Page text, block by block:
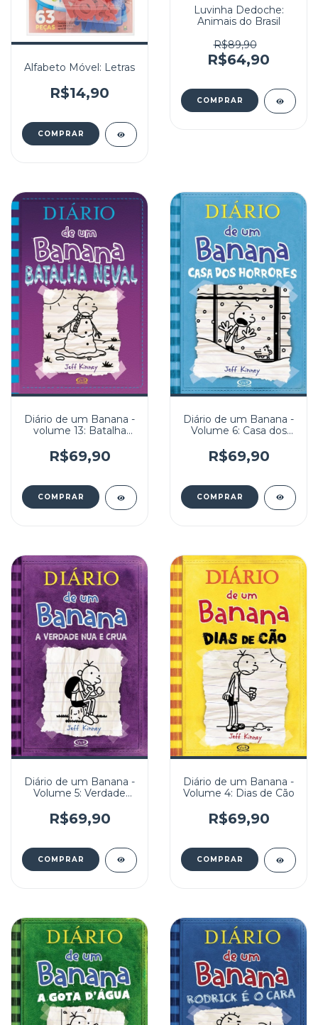
Alfabeto Móvel: Letras
R$14,90
Luvinha Dedoche:
Animais do Brasil
R$89,90
R$64,90
Diário de um Banana -
volume 13: Batalha
R$69,90
Diário de um Banana -
Volume 6: Casa dos
R$69,90
Diário de um Banana -
Volume 5: Verdade
R$69,90
Diário de um Banana -
Volume 4: Dias de Cão
R$69,90